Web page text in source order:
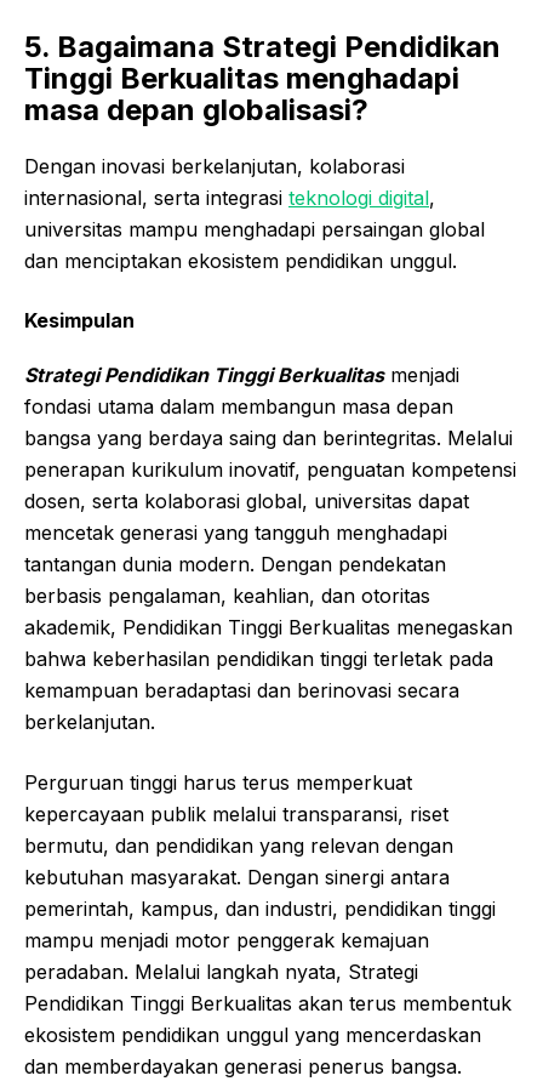
5. Bagaimana Strategi Pendidikan
Tinggi Berkualitas menghadapi
masa depan globalisasi?
Dengan inovasi berkelanjutan, kolaborasi
internasional, serta integrasi teknologi digital,
universitas mampu menghadapi persaingan global
dan menciptakan ekosistem pendidikan unggul.
Kesimpulan
Strategi Pendidikan Tinggi Berkualitasmenjadi
fondasi utama dalam membangun masa depan
bangsa yang berdaya saing dan berintegritas. Melalui
penerapan kurikulum inovatif, penguatan kompetensi
dosen, serta kolaborasi global, universitas dapat
mencetak generasi yang tangguh menghadapi
tantangan dunia modern. Dengan pendekatan
berbasis pengalaman, keahlian, dan otoritas
akademik, Pendidikan Tinggi Berkualitas menegaskan
bahwa keberhasilan pendidikan tinggi terletak pada
kemampuan beradaptasi dan berinovasi secara
berkelanjutan.
Perguruan tinggi harus terus memperkuat
kepercayaan publik melalui transparansi, riset
bermutu, dan pendidikan yang relevan dengan
kebutuhan masyarakat. Dengan sinergi antara
pemerintah, kampus, dan industri, pendidikan tinggi
mampu menjadi motor penggerak kemajuan
peradaban. Melalui langkah nyata, Strategi
Pendidikan Tinggi Berkualitas akan terus membentuk
ekosistem pendidikan unggul yang mencerdaskan
dan memberdayakan generasi penerus bangsa.